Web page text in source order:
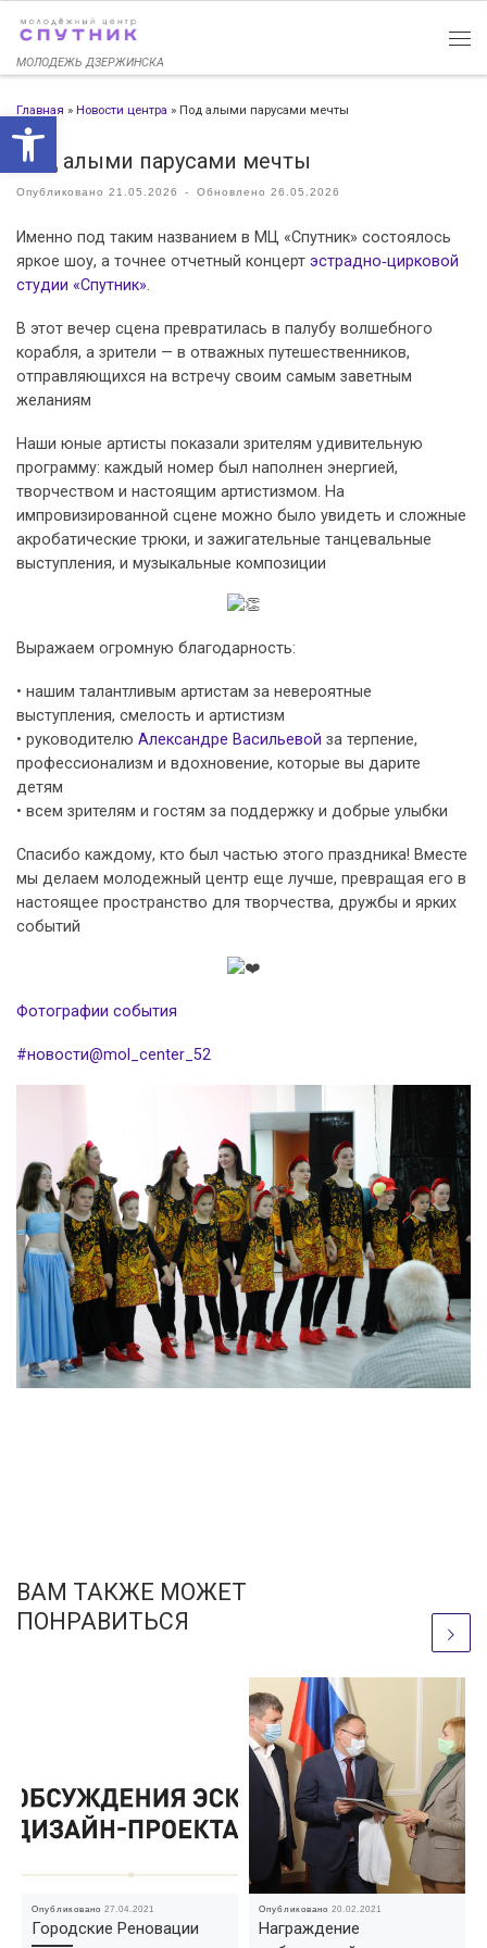
Открыть панель
Перейти к содержимому
МОЛОДЕЖЬ ДЗЕРЖИНСКА
Главная » Новости центра » Под алыми парусами мечты
Под алыми парусами мечты
Опубликовано 21.05.2026 - Обновлено 26.05.2026
Именно под таким названием в МЦ «Спутник» состоялось
яркое шоу, а точнее отчетный концерт эстрадно‑цирковой
студии «Спутник».
В этот вечер сцена превратилась в палубу волшебного
корабля, а зрители — в отважных путешественников,
отправляющихся на встречу своим самым заветным
желаниям
Наши юные артисты показали зрителям удивительную
программу: каждый номер был наполнен энергией,
творчеством и настоящим артистизмом. На
импровизированной сцене можно было увидеть и сложные
акробатические трюки, и зажигательные танцевальные
выступления, и музыкальные композиции
Выражаем огромную благодарность:
• нашим талантливым артистам за невероятные
выступления, смелость и артистизм
• руководителю Александре Васильевой за терпение,
профессионализм и вдохновение, которые вы дарите
детям
• всем зрителям и гостям за поддержку и добрые улыбки
Спасибо каждому, кто был частью этого праздника! Вместе
мы делаем молодежный центр еще лучше, превращая его в
настоящее пространство для творчества, дружбы и ярких
событий
Фотографии события
#новости@mol_center_52
ВАМ ТАКЖЕ МОЖЕТ
ПОНРАВИТЬСЯ
Опубликовано27.04.2021
Городские Реновации
Опубликовано20.02.2021
Награждение